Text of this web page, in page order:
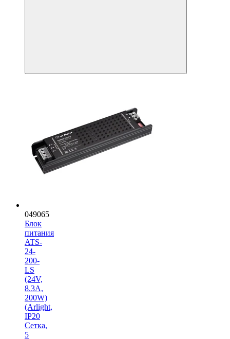
049065
Блок
питания
ATS-
24-
200-
LS
(24V,
8.3A,
200W)
(Arlight,
IP20
Сетка,
5